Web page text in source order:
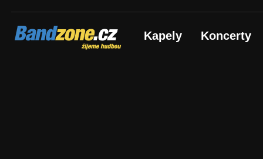
Bandzone.cz
žijeme hudbou Kapely Koncerty